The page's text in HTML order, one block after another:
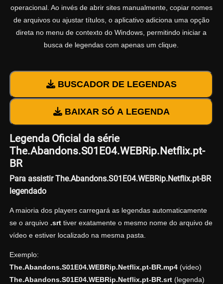
operacional. Ao invés de abrir sites manualmente, copiar nomes
de arquivos ou ajustar títulos, o aplicativo adiciona uma opção
direta no menu de contexto do Windows, permitindo iniciar a
busca de legendas com apenas um clique.
BUSCADOR DE LEGENDAS
BAIXAR SÓ A LEGENDA
Legenda Oficial da série
The.Abandons.S01E04.WEBRip.Netflix.pt-
BR
Para assistir The.Abandons.S01E04.WEBRip.Netflix.pt-BR
legendado
A maioria dos players carregará as legendas automaticamente
se o arquivo .srttiver exatamente o mesmo nome do arquivo de
vídeo e estiver localizado na mesma pasta.
Exemplo:
The.Abandons.S01E04.WEBRip.Netflix.pt-BR.mp4(video)
The.Abandons.S01E04.WEBRip.Netflix.pt-BR.srt(legenda)